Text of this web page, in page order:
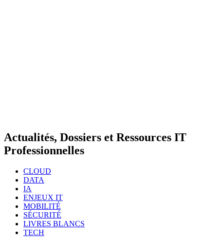
Actualités, Dossiers et Ressources IT
Professionnelles
CLOUD
DATA
IA
ENJEUX IT
MOBILITÉ
SÉCURITÉ
LIVRES BLANCS
TECH